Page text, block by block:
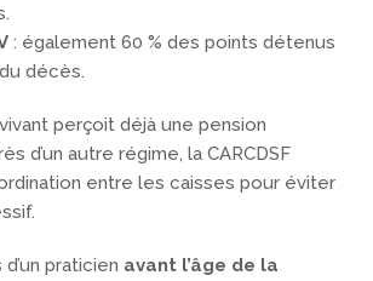
: également 60 % des points détenus
décès.
perçoit déjà une pension
d’un autre régime, la CARCDSF
entre les caisses pour éviter
praticien avant l’âge de la